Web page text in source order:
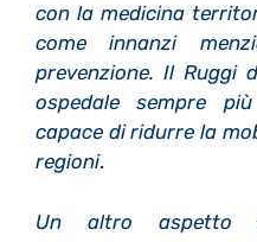
con la medicina
come innanzi
prevenzione. Il Ruggi
ospedale sempre
capace di ridurre la
regioni.
Un altro aspetto